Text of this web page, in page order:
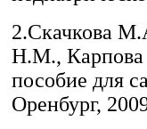
2.Скачкова
Н.М., Карпова
пособие для
Оренбург,